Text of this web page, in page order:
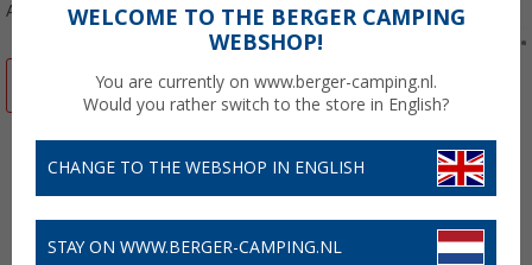
Artikelnr: 336630WELCOME TO THE BERGER CAMPING
WEBSHOP!
You are currently on www.berger-camping.nl.
Would you rather switch to the store in English?
CHANGE TO THE WEBSHOP IN ENGLISH
STAY ON WWW.BERGER-CAMPING.NL